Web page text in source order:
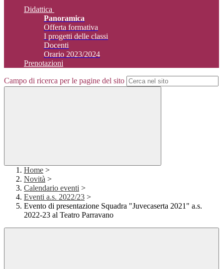
Didattica
Panoramica
Offerta formativa
I progetti delle classi
Docenti
Orario 2023/2024
Prenotazioni
Campo di ricerca per le pagine del sito
Home >
Novità >
Calendario eventi >
Eventi a.s. 2022/23 >
Evento di presentazione Squadra "Juvecaserta 2021" a.s.
2022-23 al Teatro Parravano